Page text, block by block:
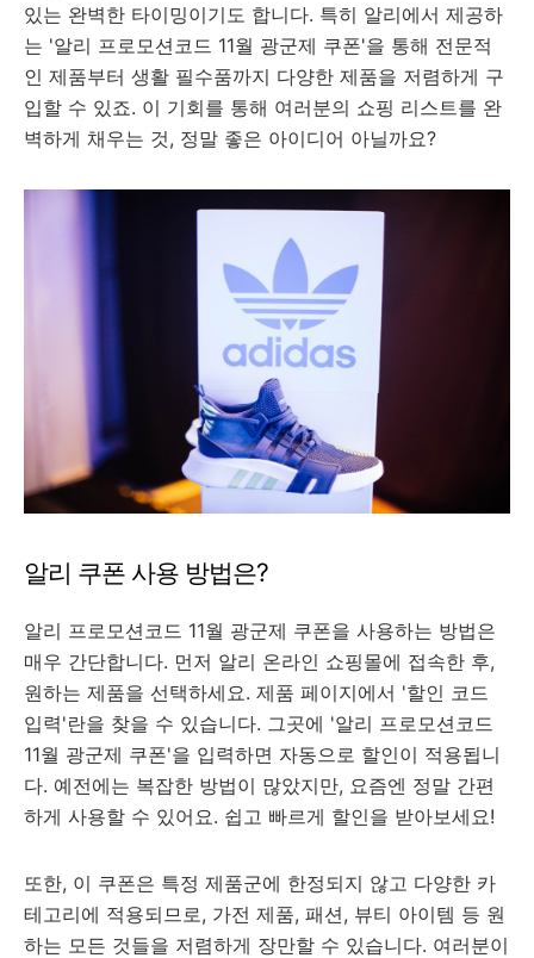
있는 완벽한 타이밍이기도 합니다. 특히 알리에서 제공하
는 '알리 프로모션코드 11월 광군제 쿠폰'을 통해 전문적
인 제품부터 생활 필수품까지 다양한 제품을 저렴하게 구
입할 수 있죠. 이 기회를 통해 여러분의 쇼핑 리스트를 완
벽하게 채우는 것, 정말 좋은 아이디어 아닐까요?
알리 쿠폰 사용 방법은?
알리 프로모션코드 11월 광군제 쿠폰을 사용하는 방법은
매우 간단합니다. 먼저 알리 온라인 쇼핑몰에 접속한 후,
원하는 제품을 선택하세요. 제품 페이지에서 '할인 코드
입력'란을 찾을 수 있습니다. 그곳에 '알리 프로모션코드
11월 광군제 쿠폰'을 입력하면 자동으로 할인이 적용됩니
다. 예전에는 복잡한 방법이 많았지만, 요즘엔 정말 간편
하게 사용할 수 있어요. 쉽고 빠르게 할인을 받아보세요!
또한, 이 쿠폰은 특정 제품군에 한정되지 않고 다양한 카
테고리에 적용되므로, 가전 제품, 패션, 뷰티 아이템 등 원
하는 모든 것들을 저렴하게 장만할 수 있습니다. 여러분이